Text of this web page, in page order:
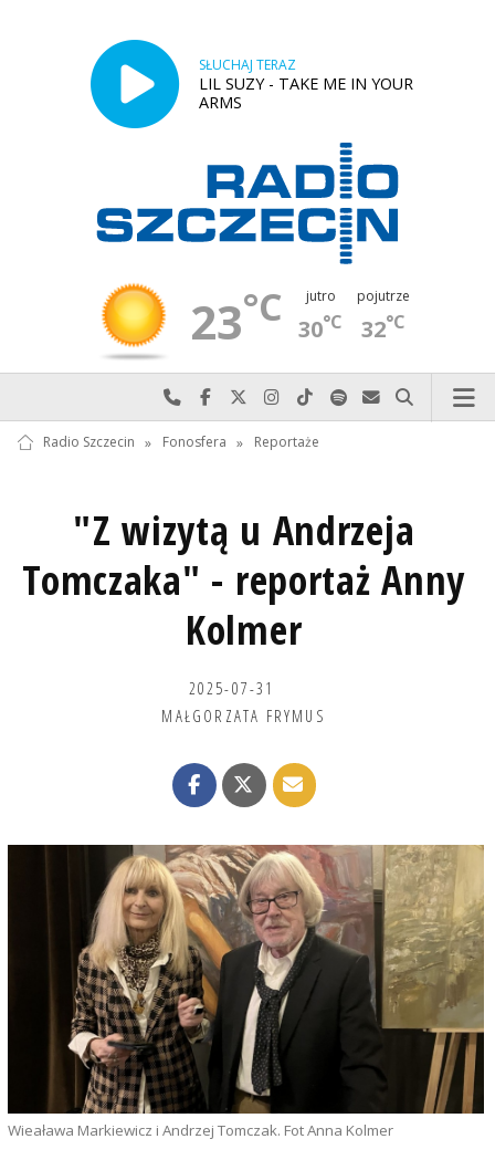
SŁUCHAJ TERAZ
LIL SUZY - TAKE ME IN YOUR
ARMS
23°C jutro
30°C
pojutrze
32°C
Najlepiej po prostu do nas zadzwoń
Odwiedź nas na Facebook-u
Odwiedź nas na X
Odwiedź nas na Instagram-ie
Odwiedź nas na TikTok-u
Szukaj nas na Spotify
Wyślij do nas
Szukaj
Radio Szczecin » Fonosfera » Reportaże
"Z wizytą u Andrzeja
Tomczaka" - reportaż Anny
Kolmer
2025-07-31
MAŁGORZATA FRYMUS
Wieaława Markiewicz i Andrzej Tomczak. Fot Anna Kolmer